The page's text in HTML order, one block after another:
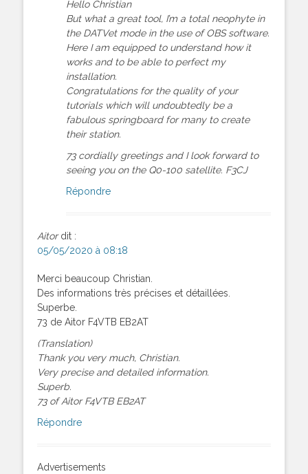
Hello Christian
But what a great tool, I’m a total neophyte in
the DATVet mode in the use of OBS software.
Here I am equipped to understand how it
works and to be able to perfect my
installation.
Congratulations for the quality of your
tutorials which will undoubtedly be a
fabulous springboard for many to create
their station.
73 cordially greetings and I look forward to
seeing you on the Q0-100 satellite. F3CJ
Répondre
Aitor dit :
05/05/2020 à 08:18
Merci beaucoup Christian.
Des informations très précises et détaillées.
Superbe.
73 de Aitor F4VTB EB2AT
(Translation)
Thank you very much, Christian.
Very precise and detailed information.
Superb.
73 of Aitor F4VTB EB2AT
Répondre
Advertisements